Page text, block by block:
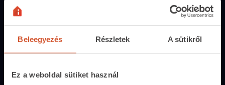
Beleegyezés Részletek A sütikről
Ez a weboldal sütiket használ
Árak és hirdetési lehetőségek